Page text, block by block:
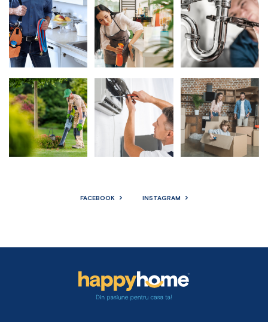
FACEBOOK INSTAGRAM